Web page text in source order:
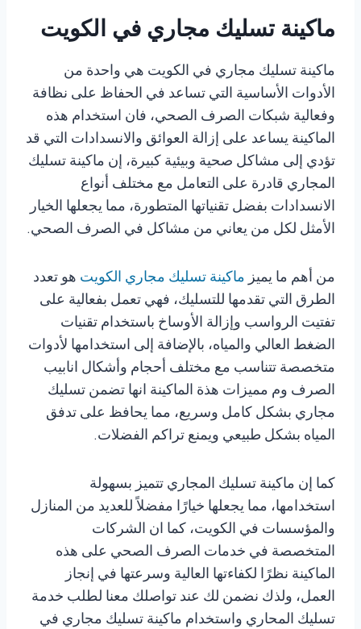
ماكينة تسليك مجاري في الكويت
ماكينة تسليك مجاري في الكويت هي واحدة من
الأدوات الأساسية التي تساعد في الحفاظ على نظافة
وفعالية شبكات الصرف الصحي، فان استخدام هذه
الماكينة يساعد على إزالة العوائق والانسدادات التي قد
تؤدي إلى مشاكل صحية وبيئية كبيرة، إن ماكينة تسليك
المجاري قادرة على التعامل مع مختلف أنواع
الانسدادات بفضل تقنياتها المتطورة، مما يجعلها الخيار
الأمثل لكل من يعاني من مشاكل في الصرف الصحي.
من أهم ما يميز ماكينة تسليك مجاري الكويت هو تعدد
الطرق التي تقدمها للتسليك، فهي تعمل بفعالية على
تفتيت الرواسب وإزالة الأوساخ باستخدام تقنيات
الضغط العالي والمياه، بالإضافة إلى استخدامها لأدوات
متخصصة تتناسب مع مختلف أحجام وأشكال انابيب
الصرف وم مميزات هذة الماكينة انها تضمن تسليك
مجاري بشكل كامل وسريع، مما يحافظ على تدفق
المياه بشكل طبيعي ويمنع تراكم الفضلات.
كما إن ماكينة تسليك المجاري تتميز بسهولة
استخدامها، مما يجعلها خيارًا مفضلاً للعديد من المنازل
والمؤسسات في الكويت، كما ان الشركات
المتخصصة في خدمات الصرف الصحي على هذه
الماكينة نظرًا لكفاءتها العالية وسرعتها في إنجاز
العمل، ولذك نضمن لك عند تواصلك معنا لطلب خدمة
تسليك المحاري واستخدام ماكينة تسليك مجاري في